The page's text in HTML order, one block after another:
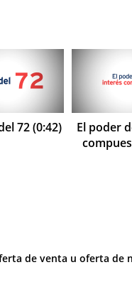
72 (0:42)
El poder
de venta u oferta de